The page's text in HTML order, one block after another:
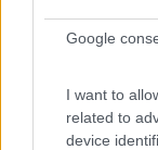
Google
I want to
related to
device